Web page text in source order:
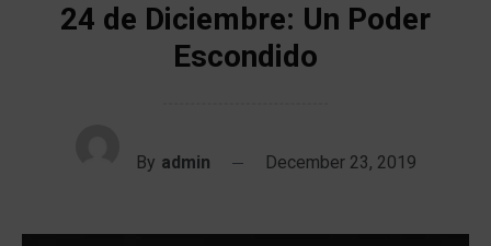
24 de Diciembre: Un Poder
Escondido
By admin December 23, 2019